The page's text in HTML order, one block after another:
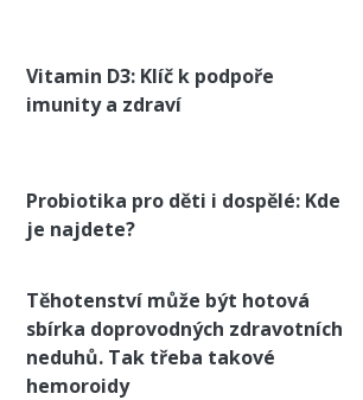
Vitamin D3: Klíč k podpoře
imunity a zdraví
Probiotika pro děti i dospělé: Kde
je najdete?
Těhotenství může být hotová
sbírka doprovodných zdravotních
neduhů. Tak třeba takové
hemoroidy